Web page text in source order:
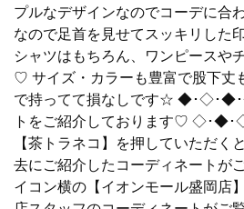
プルなデザインなのでコーデに合
なので足首を見せてスッキリした
シャツはもちろん、ワンピースや
♡ サイズ・カラーも豊富で股下丈
で持ってて損なしです☆ ◆･◇･◆･
トをご紹介しております♡ ◇･◆･
【茶トラネコ】を押していただく
去にご紹介したコーディネートが
イコン横の【イオンモール盛岡店